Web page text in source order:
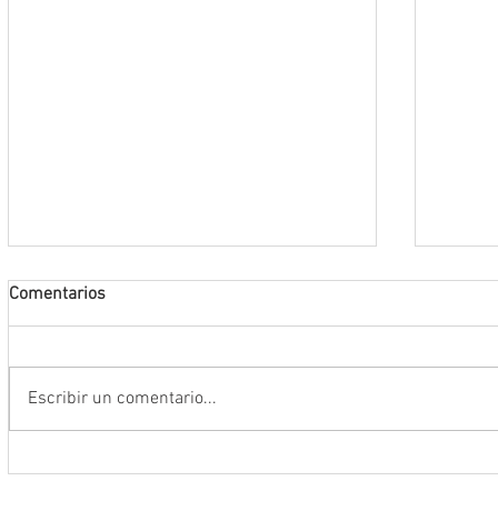
Comentarios
Escribir un comentario...